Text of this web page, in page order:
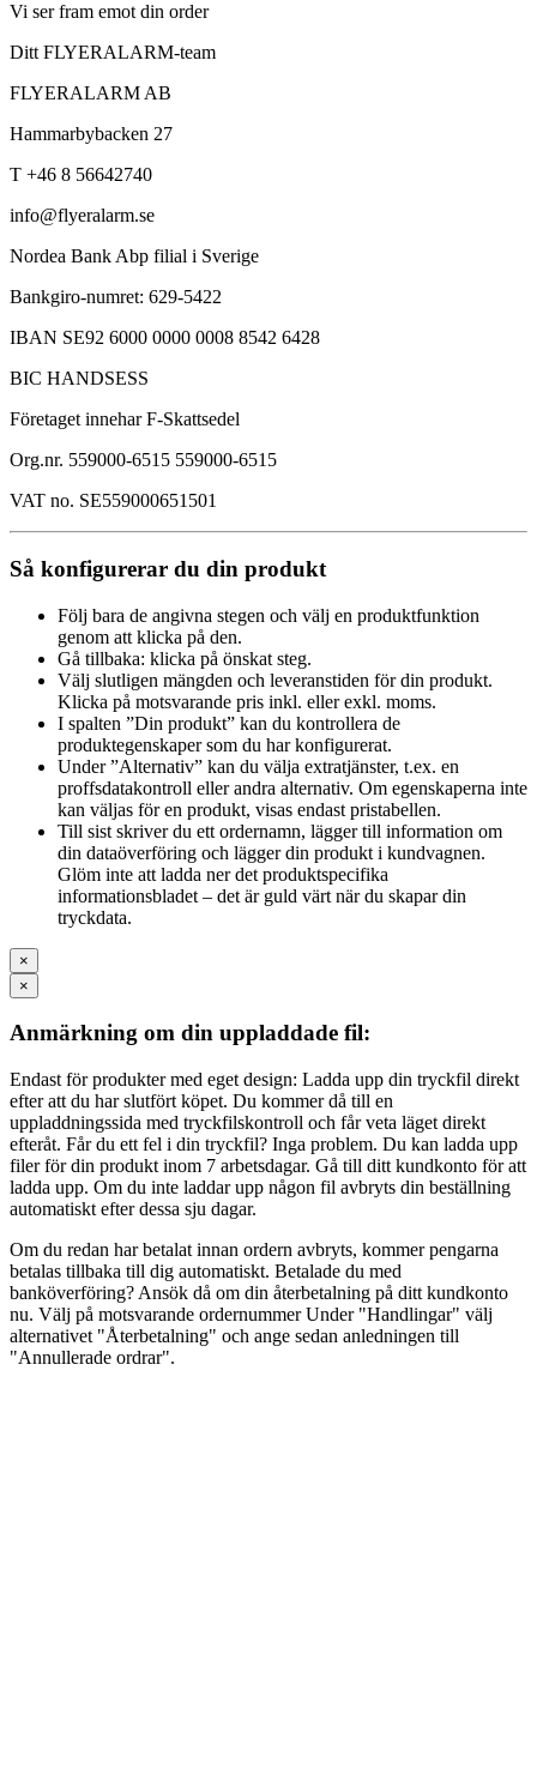
Vi ser fram emot din order
Ditt FLYERALARM-team
FLYERALARM AB
Hammarbybacken 27
T +46 8 56642740
info@flyeralarm.se
Nordea Bank Abp filial i Sverige
Bankgiro-numret: 629-5422
IBAN SE92 6000 0000 0008 8542 6428
BIC HANDSESS
Företaget innehar F-Skattsedel
Org.nr. 559000-6515 559000-6515
VAT no. SE559000651501
Så konfigurerar du din produkt
Följ bara de angivna stegen och välj en produktfunktion
genom att klicka på den.
Gå tillbaka: klicka på önskat steg.
Välj slutligen mängden och leveranstiden för din produkt.
Klicka på motsvarande pris inkl. eller exkl. moms.
I spalten ”Din produkt” kan du kontrollera de
produktegenskaper som du har konfigurerat.
Under ”Alternativ” kan du välja extratjänster, t.ex. en
proffsdatakontroll eller andra alternativ. Om egenskaperna inte
kan väljas för en produkt, visas endast pristabellen.
Till sist skriver du ett ordernamn, lägger till information om
din dataöverföring och lägger din produkt i kundvagnen.
Glöm inte att ladda ner det produktspecifika
informationsbladet – det är guld värt när du skapar din
tryckdata.
×
×
Anmärkning om din uppladdade fil:
Endast för produkter med eget design: Ladda upp din tryckfil direkt
efter att du har slutfört köpet. Du kommer då till en
uppladdningssida med tryckfilskontroll och får veta läget direkt
efteråt. Får du ett fel i din tryckfil? Inga problem. Du kan ladda upp
filer för din produkt inom 7 arbetsdagar. Gå till ditt kundkonto för att
ladda upp. Om du inte laddar upp någon fil avbryts din beställning
automatiskt efter dessa sju dagar.
Om du redan har betalat innan ordern avbryts, kommer pengarna
betalas tillbaka till dig automatiskt. Betalade du med
banköverföring? Ansök då om din återbetalning på ditt kundkonto
nu. Välj på motsvarande ordernummer Under "Handlingar" välj
alternativet "Återbetalning" och ange sedan anledningen till
"Annullerade ordrar".